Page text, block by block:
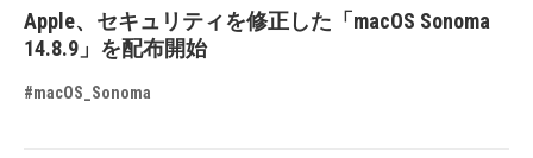
Apple、セキュリティを修正した「macOS Sonoma
14.8.9」を配布開始
#macOS_Sonoma